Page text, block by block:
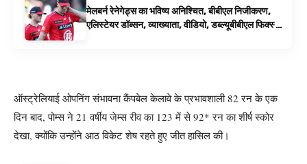
मेलबर्न रेनेगेड्स का भविष्य अनिश्चित, बीबीएल निजीकरण,
एलिस्टेयर डॉब्सन, व्याख्याता, वीडियो, डब्ल्यूबीबीएल फिक्स्चर
ऑस्ट्रेलियाई ओपनिंग संभावना कैंपबेल केलावे के प्रभावशाली 82 रन के एक
दिन बाद, पोम्स ने 21 वर्षीय जेम्स रीव का 123 में से 92* रन का शीर्ष स्कोर
देखा, क्योंकि उन्होंने आठ विकेट शेष रहते हुए जीत हासिल की।